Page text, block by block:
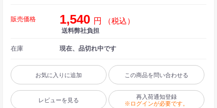
販売価格 1,540 円 （税込）
送料弊社負担
在庫 現在、品切れ中です
お気に入りに追加 この商品を問い合わせる
レビューを見る
再入荷通知登録
※ログインが必要です。